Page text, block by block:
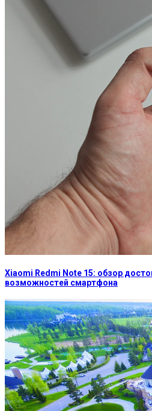
Xiaomi Redmi Note 15: обзор
возможностей смартфона